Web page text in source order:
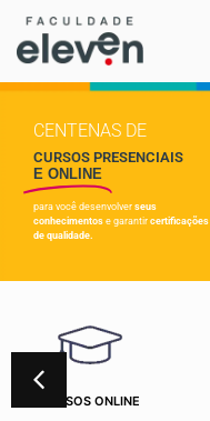
CENTENAS DE
CURSOS PRESENCIAIS
E ONLINE
para você desenvolver seus
conhecimentos e garantir certificações
de qualidade.
CURSOS ONLINE